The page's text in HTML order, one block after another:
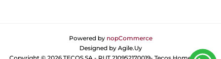
Powered by nopCommerce
Designed by Agile.Uy